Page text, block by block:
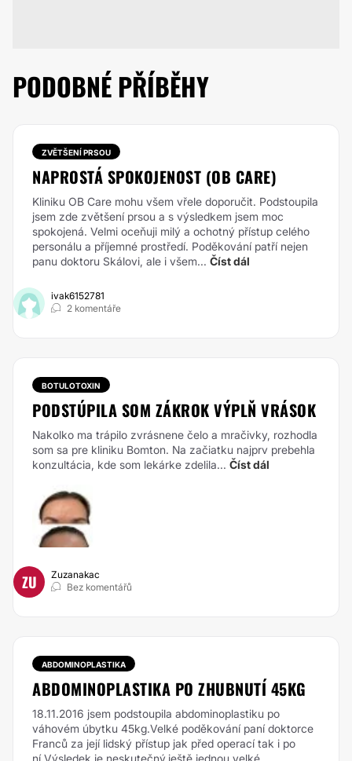
PODOBNÉ PŘÍBĚHY
ZVĚTŠENÍ PRSOU
NAPROSTÁ SPOKOJENOST (OB CARE)
Kliniku OB Care mohu všem vřele doporučit. Podstoupila
jsem zde zvětšení prsou a s výsledkem jsem moc
spokojená. Velmi oceňuji milý a ochotný přístup celého
personálu a příjemné prostředí. Poděkování patří nejen
panu doktoru Skálovi, ale i všem... Číst dál
ivak6152781
2 komentáře
BOTULOTOXIN
PODSTÚPILA SOM ZÁKROK VÝPLŇ VRÁSOK
Nakolko ma trápilo zvrásnene čelo a mračivky, rozhodla
som sa pre kliniku Bomton. Na začiatku najprv prebehla
konzultácia, kde som lekárke zdelila... Číst dál
ZU
Zuzanakac
Bez komentářů
ABDOMINOPLASTIKA
ABDOMINOPLASTIKA PO ZHUBNUTÍ 45KG
18.11.2016 jsem podstoupila abdominoplastiku po
váhovém úbytku 45kg.Velké poděkování paní doktorce
Franců za její lidský přístup jak před operací tak i po
ní.Výsledek je neskutečný,ještě jednou velké